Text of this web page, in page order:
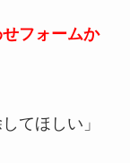
フォームか
てほしい」